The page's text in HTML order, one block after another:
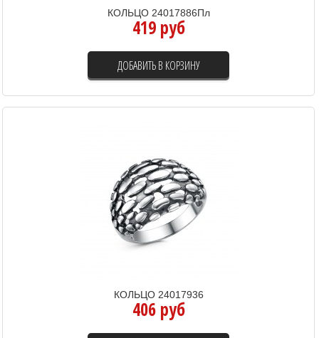
КОЛЬЦО 24017886Пл
419 руб
ДОБАВИТЬ В КОРЗИНУ
КОЛЬЦО 24017936
406 руб